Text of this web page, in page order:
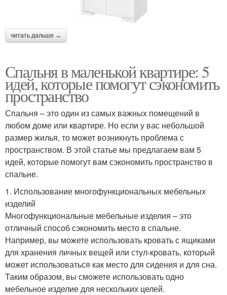
читать дальше →
Спальня в маленькой квартире: 5
идей, которые помогут сэкономить
пространство
Спальня – это один из самых важных помещений в
любом доме или квартире. Но если у вас небольшой
размер жилья, то может возникнуть проблема с
пространством. В этой статье мы предлагаем вам 5
идей, которые помогут вам сэкономить пространство в
спальне.
1. Использование многофункциональных мебельных
изделий
Многофункциональные мебельные изделия – это
отличный способ сэкономить место в спальне.
Например, вы можете использовать кровать с ящиками
для хранения личных вещей или стул-кровать, который
может использоваться как место для сидения и для сна.
Таким образом, вы сможете использовать одно
мебельное изделие для нескольких целей.